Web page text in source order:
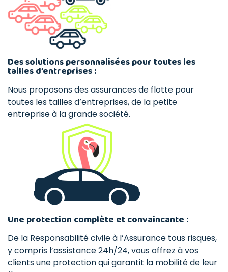
Des solutions personnalisées pour toutes les
tailles d’entreprises :
Nous proposons des assurances de flotte pour
toutes les tailles d’entreprises, de la petite
entreprise à la grande société.
Une protection complète et convaincante :
De la Responsabilité civile à l’Assurance tous risques,
y compris l’assistance 24h/24, vous offrez à vos
clients une protection qui garantit la mobilité de leur